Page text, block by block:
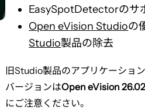
EasySpotDetectorのサ
Open eVision Studioの
Studio製品の除去
旧Studio製品のアプリケーショ
バージョンはOpen eVision
にご注意ください。